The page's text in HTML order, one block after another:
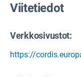
Viitetiedot
Verkkosivustot:
https://